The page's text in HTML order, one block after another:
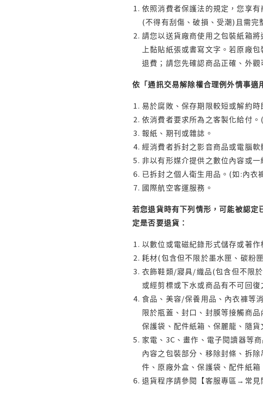
依照消費者保護法的規定，您享
(不得有刮傷、破損、受潮)且需完
請您以送貨廠商使用之包裝紙箱
上黏貼紙張或書寫文字。若原廠
退費；請您先確認商品正確、外
依「通訊交易解除權合理例外情事適
易於腐敗、保存期限較短或解約
依消費者要求所為之客製化給付
報紙、期刊或雜誌。
經消費者拆封之影音商品或電腦軟
非以有形媒介提供之數位內容或
已拆封之個人衛生用品。(如:內衣
國際航空客運服務。
若您退貨時有下列情形，可能被認
定是否要退貨：
以數位或電磁紀錄形式儲存或著
耗材(包含但不限於墨水匣、碳粉
衣飾鞋類/寢具/織品(包含但不限
或經剪標或下水或商品有不可回復
食品、美容/保養用品、內衣褲等
限於瓶蓋、封口、封膜等接觸商
保護袋、配件紙箱、保麗龍、隨貨
家電、3C、畫作、電子閱讀器等
內容之包裝部分、移除封條、拆
件、原廠外盒、保護袋、配件紙
退貨程序請參閱【客服專區→常